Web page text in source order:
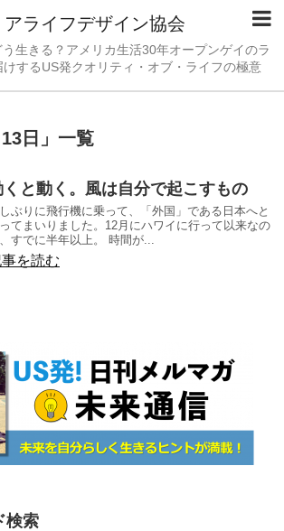
アライフデザイン協会
生きる？アメリカ生活30年オープンゲイのラ
するUS発クオリティ・オブ・ライフの極意
日 」 一覧
くと動く。風は自分で起こすもの
ぶりに飛行機に乗って、「外国」である日本へと
てまいりました。12月にハワイに行って以来なの
すでに半年以上。 時間が...
を読む
検索